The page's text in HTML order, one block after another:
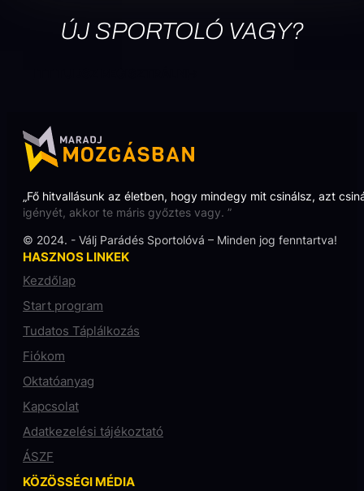
ÚJ SPORTOLÓ VAGY?
„Fő hitvallásunk az életben, hogy mindegy mit csinálsz, azt
igényét, akkor te máris győztes vagy. ”
© 2024. - Válj Parádés Sportolóvá – Minden jog fenntartva!
HASZNOS LINKEK
Kezdőlap
Start program
Tudatos Táplálkozás
Fiókom
Oktatóanyag
Kapcsolat
Adatkezelési tájékoztató
ÁSZF
KÖZÖSSÉGI MÉDIA